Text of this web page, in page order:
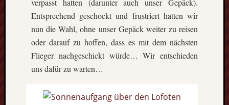
verpasst hatten (darunter auch unser Gepäck).
Entsprechend geschockt und frustriert hatten wir
nun die Wahl, ohne unser Gepäck weiter zu reisen
oder darauf zu hoffen, dass es mit dem nächsten
Flieger nachgeschickt würde… Wir entschieden
uns dafür zu warten…